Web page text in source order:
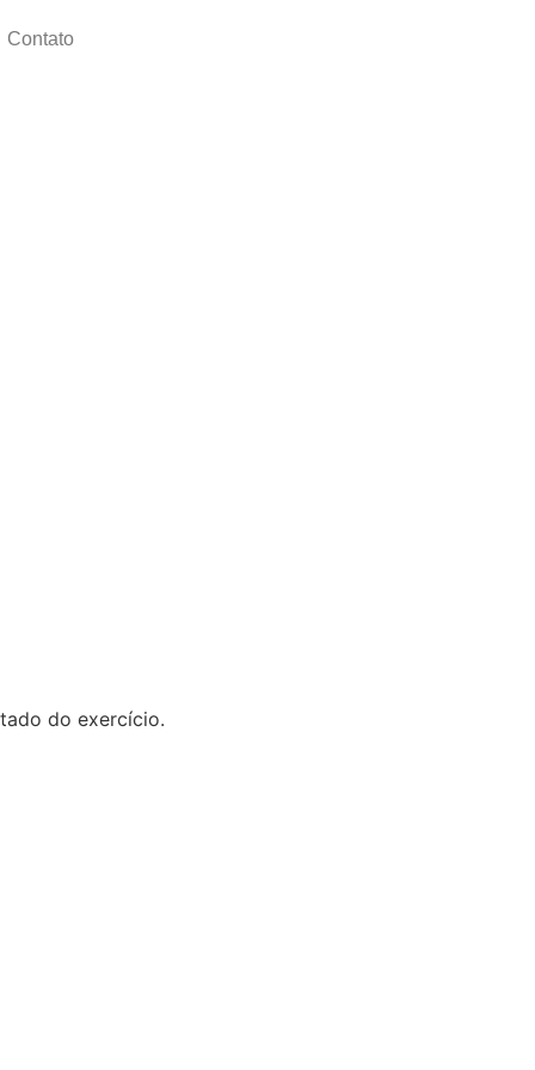
Contato
do exercício.